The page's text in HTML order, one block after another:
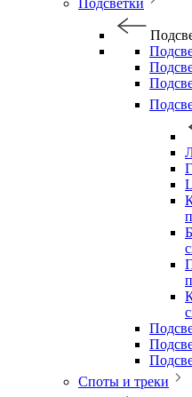
Подсветки
Споты и треки